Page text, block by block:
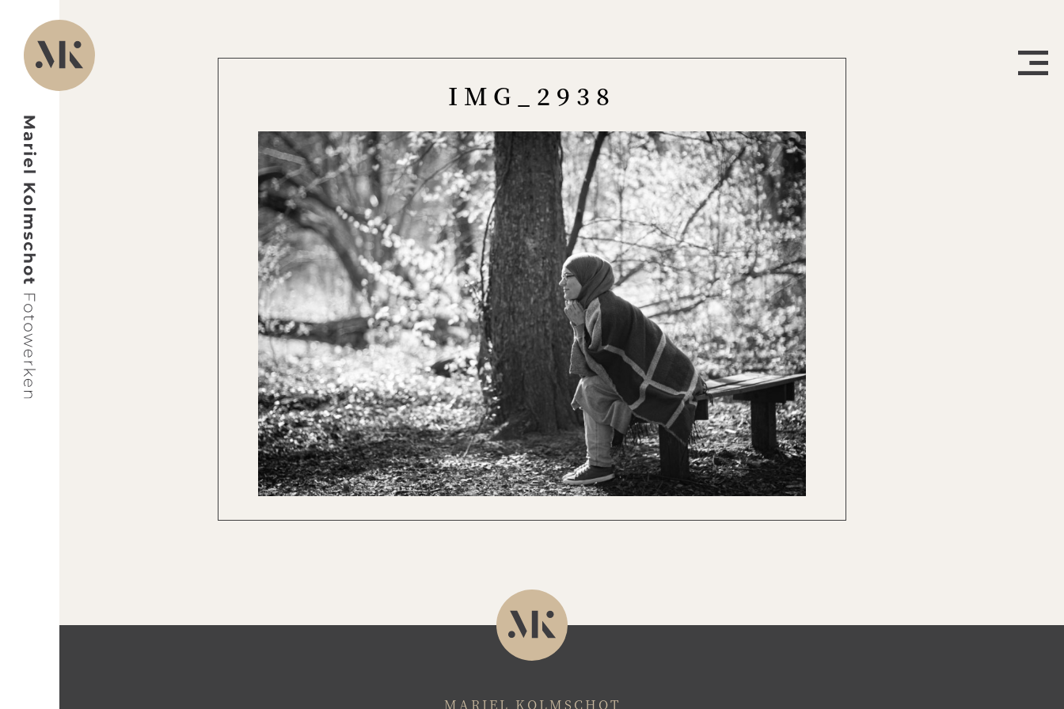
Menu
IMG_2938
MARIEL KOLMSCHOT